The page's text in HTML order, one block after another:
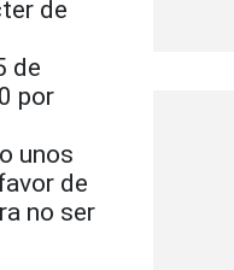
de
de
por
unos
de
no ser